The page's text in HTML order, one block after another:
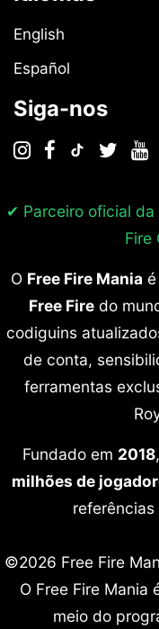
English
Español
Siga-nos
✔ Parceiro oficial da
Fire
O Free Fire Mania
Free Firedo
codiguins
de conta,
ferramentas
Fundado em 2018
milhões de
referências
©2026 Free Fire
O Free Fire Mania
meio do